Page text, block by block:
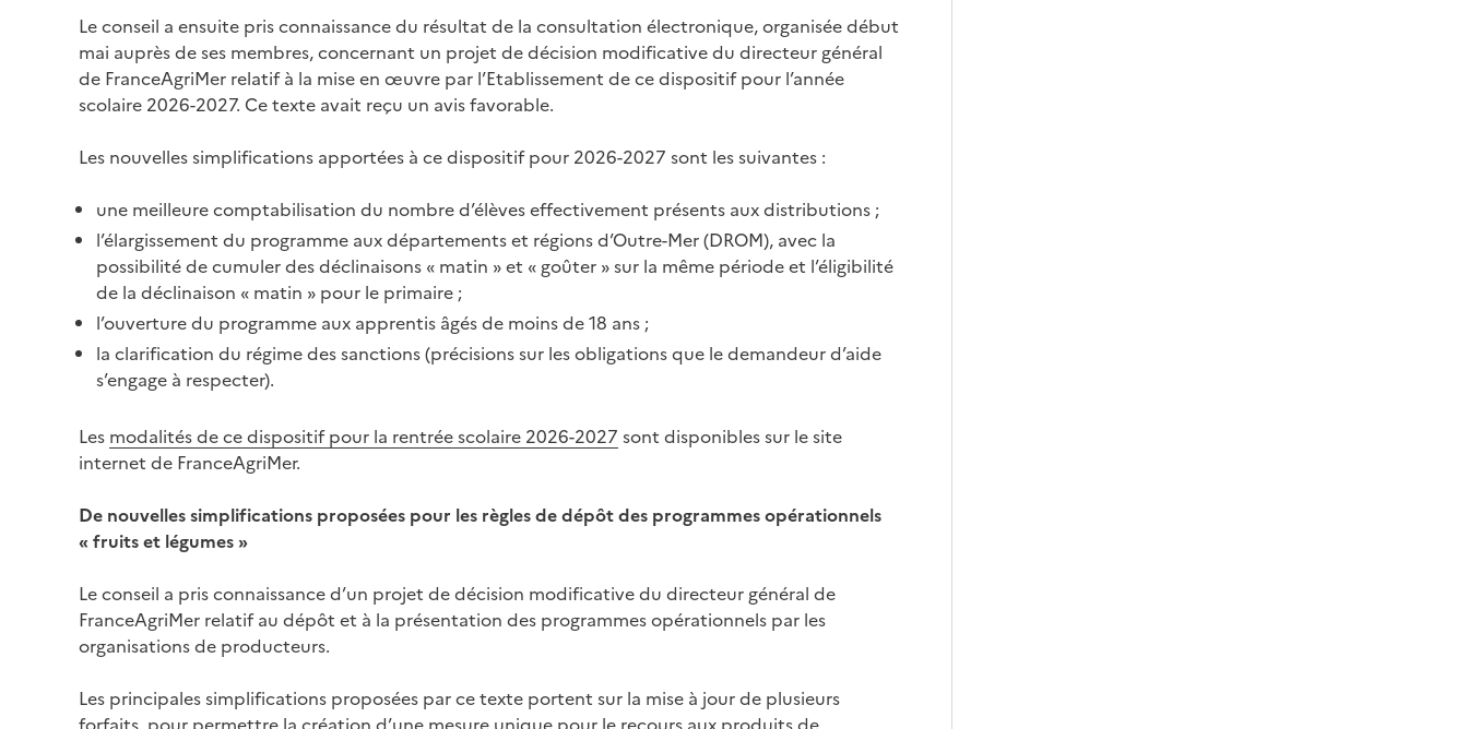
Le conseil a ensuite pris connaissance du résultat de la consultation électronique, organisée début
mai auprès de ses membres, concernant un projet de décision modificative du directeur général
de FranceAgriMer relatif à la mise en œuvre par l’Etablissement de ce dispositif pour l’année
scolaire 2026-2027. Ce texte avait reçu un avis favorable.
Les nouvelles simplifications apportées à ce dispositif pour 2026-2027 sont les suivantes :
une meilleure comptabilisation du nombre d’élèves effectivement présents aux distributions ;
l’élargissement du programme aux départements et régions d’Outre-Mer (DROM), avec la
possibilité de cumuler des déclinaisons « matin » et « goûter » sur la même période et l’éligibilité
de la déclinaison « matin » pour le primaire ;
l’ouverture du programme aux apprentis âgés de moins de 18 ans ;
la clarification du régime des sanctions (précisions sur les obligations que le demandeur d’aide
s’engage à respecter).
Les modalités de ce dispositif pour la rentrée scolaire 2026-2027 sont disponibles sur le site
internet de FranceAgriMer.
De nouvelles simplifications proposées pour les règles de dépôt des programmes opérationnels
« fruits et légumes »
Le conseil a pris connaissance d’un projet de décision modificative du directeur général de
FranceAgriMer relatif au dépôt et à la présentation des programmes opérationnels par les
organisations de producteurs.
Les principales simplifications proposées par ce texte portent sur la mise à jour de plusieurs